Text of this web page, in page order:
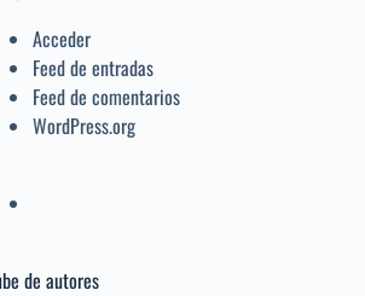
Acceder
Feed de entradas
Feed de comentarios
WordPress.org
de autores